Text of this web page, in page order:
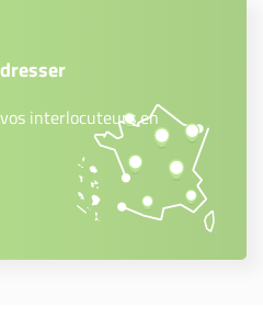
interlocuteurs en